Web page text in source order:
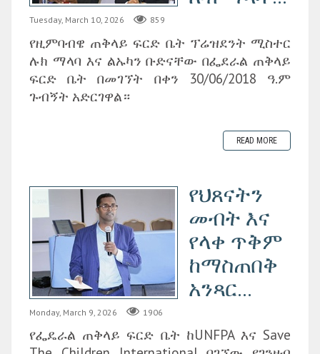
Tuesday, March 10, 2026 859
የዚምባብዌ ጠቅላይ ፍርድ ቤት ፕሬዝደንት ሚስተር
ሉክ ማላባ እና ልኡካን ቡድናቸው በፌደራል ጠቅላይ
ፍርድ ቤት በመገኘት በቀን 30/06/2018 ዓ.ም
ጉብኝት አድርገዋል።
READ MORE
የህጸናትን
መብት እና
የላቀ ጥቅም
ከማስጠበቅ
አንጻር...
Monday, March 9, 2026 1906
የፌዴራል ጠቅላይ ፍርድ ቤት ከUNFPA እና Save